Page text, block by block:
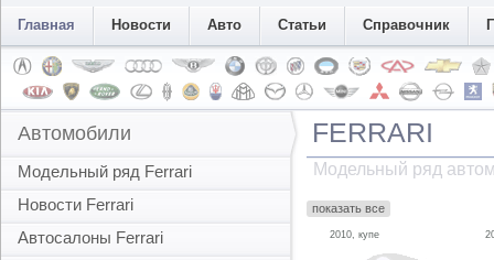
Главная Новости Авто Статьи Справочник
Автомобили
Модельный ряд Ferrari
Новости Ferrari
Автосалоны Ferrari
FERRARI
Модельный ряд
показать все
2010, купе